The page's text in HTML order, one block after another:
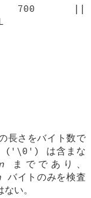
>= 700 ||
長さをバイト数で
('\0') は含まな
までであり、
バイトのみを検査
い。